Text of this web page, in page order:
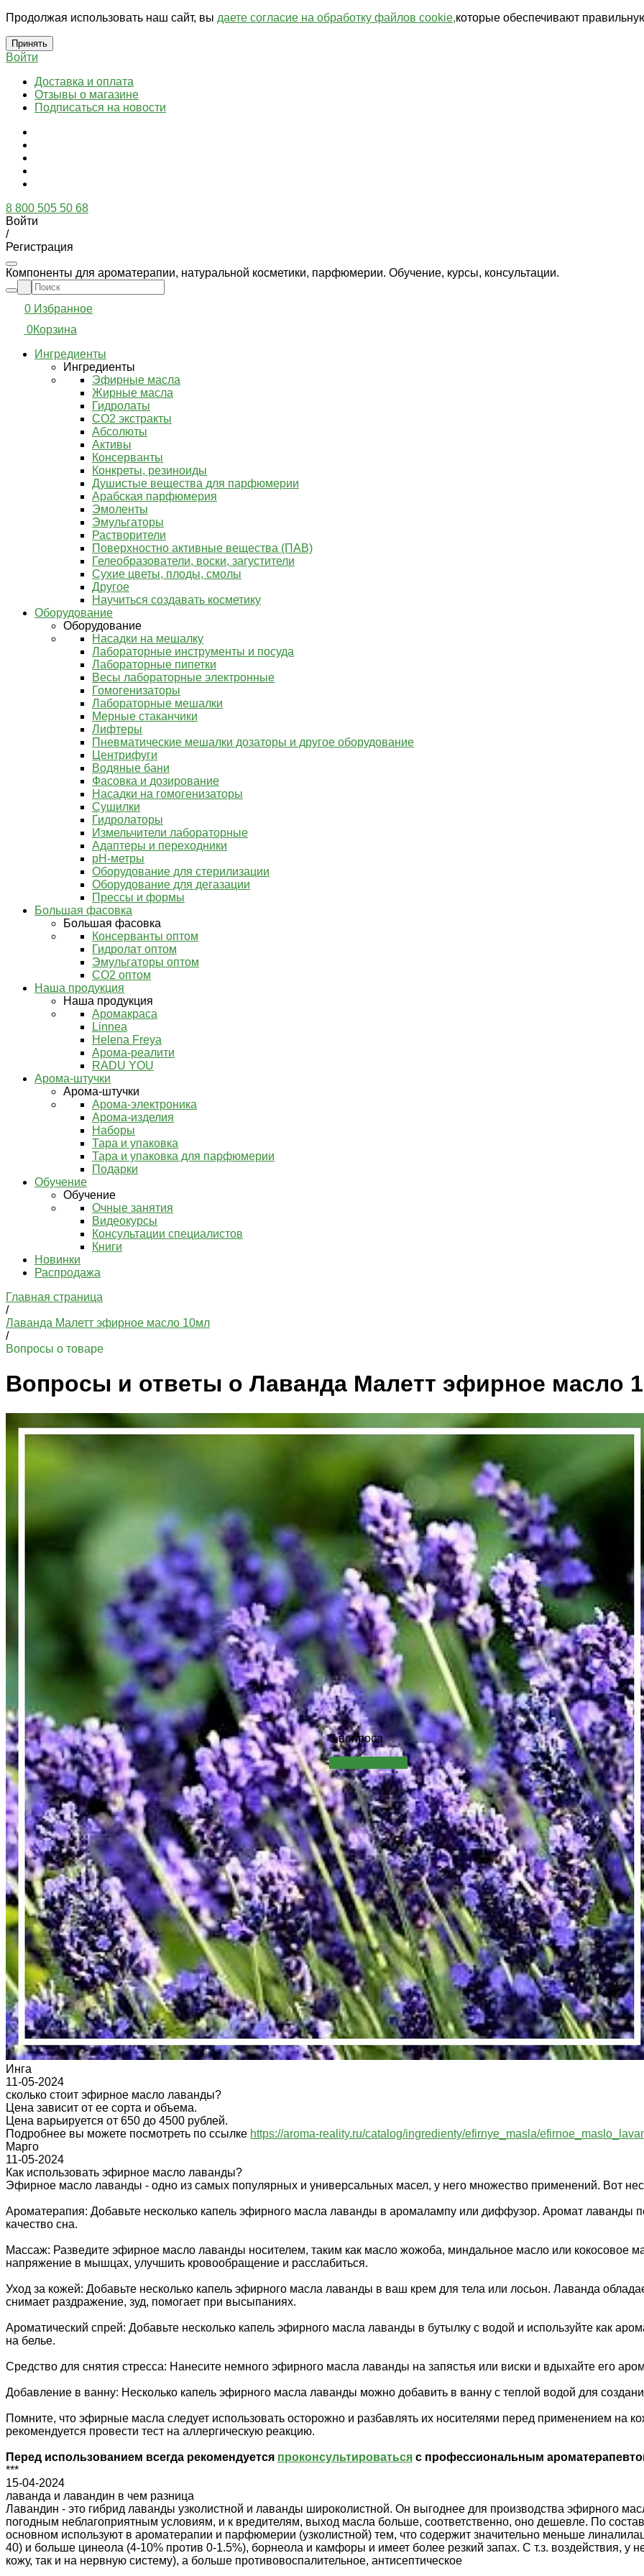
Продолжая использовать наш сайт, вы даете согласие на обработку файлов cookie,которые обеспечивают
Принять
Войти
Доставка и оплата
Отзывы о магазине
Подписаться на новости
8 800 505 50 68
Войти
/
Регистрация
Компоненты для ароматерапии, натуральной косметики, парфюмерии. Обучение, курсы, консультации.
0 Избранное
0Корзина
Ингредиенты
Ингредиенты
Эфирные масла
Жирные масла
Гидролаты
СО2 экстракты
Абсолюты
Активы
Консерванты
Конкреты, резиноиды
Душистые вещества для парфюмерии
Арабская парфюмерия
Эмоленты
Эмульгаторы
Растворители
Поверхностно активные вещества (ПАВ)
Гелеобразователи, воски, загустители
Сухие цветы, плоды, смолы
Другое
Научиться создавать косметику
Оборудование
Оборудование
Насадки на мешалку
Лабораторные инструменты и посуда
Лабораторные пипетки
Весы лабораторные электронные
Гомогенизаторы
Лабораторные мешалки
Мерные стаканчики
Лифтеры
Пневматические мешалки дозаторы и другое оборудование
Центрифуги
Водяные бани
Фасовка и дозирование
Насадки на гомогенизаторы
Сушилки
Гидролаторы
Измельчители лабораторные
Адаптеры и переходники
pH-метры
Оборудование для стерилизации
Оборудование для дегазации
Прессы и формы
Большая фасовка
Большая фасовка
Консерванты оптом
Гидролат оптом
Эмульгаторы оптом
СО2 оптом
Наша продукция
Наша продукция
Аромакраса
Linnea
Helena Freya
Арома-реалити
RADU YOU
Арома-штучки
Арома-штучки
Арома-электроника
Арома-изделия
Наборы
Тара и упаковка
Тара и упаковка для парфюмерии
Подарки
Обучение
Обучение
Очные занятия
Видеокурсы
Консультации специалистов
Книги
Новинки
Распродажа
Главная страница
/
Лаванда Малетт эфирное масло 10мл
/
Вопросы о товаре
Вопросы и ответы о Лаванда Малетт эфирное масло
3 вопроса
Инга
11-05-2024
сколько стоит эфирное масло лаванды?
Цена зависит от ее сорта и объема.
Цена варьируется от 650 до 4500 рублей.
Подробнее вы можете посмотреть по ссылке https://aroma-reality.ru/catalog/ingredienty/efirnye_masla/
Марго
11-05-2024
Как использовать эфирное масло лаванды?
Эфирное масло лаванды - одно из самых популярных и универсальных масел, у него множество применений. Вот
Ароматерапия: Добавьте несколько капель эфирного масла лаванды в аромалампу или диффузор. Аромат лаванды
качество сна.
Массаж: Разведите эфирное масло лаванды носителем, таким как масло жожоба, миндальное масло или кокосовое
напряжение в мышцах, улучшить кровообращение и расслабиться.
Уход за кожей: Добавьте несколько капель эфирного масла лаванды в ваш крем для тела или лосьон. Лаванда
снимает раздражение, зуд, помогает при высыпаниях.
Ароматический спрей: Добавьте несколько капель эфирного масла лаванды в бутылку с водой и используйте как
на белье.
Средство для снятия стресса: Нанесите немного эфирного масла лаванды на запястья или виски и вдыхайте его
Добавление в ванну: Несколько капель эфирного масла лаванды можно добавить в ванну с теплой водой для
Помните, что эфирные масла следует использовать осторожно и разбавлять их носителями перед применением на
рекомендуется провести тест на аллергическую реакцию.
Перед использованием всегда рекомендуется проконсультироваться с профессиональным
***
15-04-2024
лаванда и лавандин в чем разница
Лавандин - это гибрид лаванды узколистной и лаванды широколистной. Он выгоднее для производства эфирного
погодным неблагоприятным условиям, и к вредителям, выход масла больше, соответственно, оно дешевле. По
основном используют в ароматерапии и парфюмерии (узколистной) тем, что содержит значительно меньше
40) и больше цинеола (4-10% против 0-1.5%), борнеола и камфоры и имеет более резкий запах. С т.з. воздействия,
кожу, так и на нервную систему), а больше противовоспалительное, антисептическое